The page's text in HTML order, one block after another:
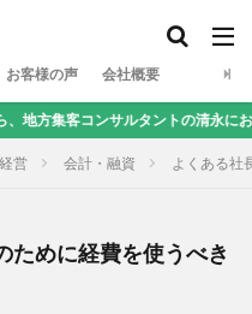
お客様の声 会社概要
ルタントの清永にお任せを！
営 会計・融資 よくある社
ために経費を使うべき